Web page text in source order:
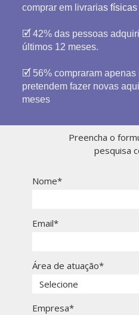
comprar em livrarias
🗹 42% das pessoas
últimos 12 meses.
🗹 56% compraram
pretendem fazer novas
meses
Preencha o
pesquisa
Nome*
Email*
Área de atuação*
Empresa*